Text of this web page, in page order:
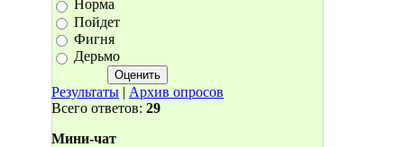
Норма
Пойдет
Фигня
Дерьмо
Результаты | Архив опросов
Всего ответов: 29
Мини-чат